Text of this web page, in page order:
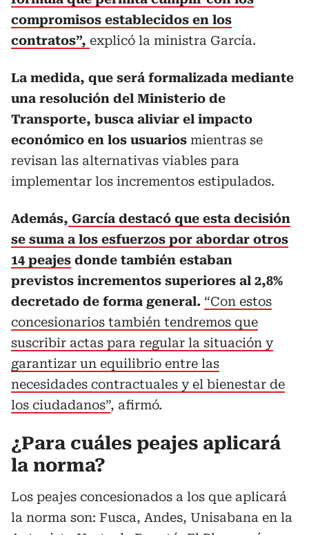
compromisos establecidos en los
contratos”, explicó la ministra García.
La medida, que será formalizada mediante
una resolución del Ministerio de
Transporte, busca aliviar el impacto
económico en los usuarios mientras se
revisan las alternativas viables para
implementar los incrementos estipulados.
Además, García destacó que esta decisión
se suma a los esfuerzos por abordar otros
14 peajes donde también estaban
previstos incrementos superiores al 2,8%
decretado de forma general. “Con estos
concesionarios también tendremos que
suscribir actas para regular la situación y
garantizar un equilibrio entre las
necesidades contractuales y el bienestar de
los ciudadanos”, afirmó.
¿Para cuáles peajes aplicará
la norma?
Los peajes concesionados a los que aplicará
la norma son: Fusca, Andes, Unisabana en la